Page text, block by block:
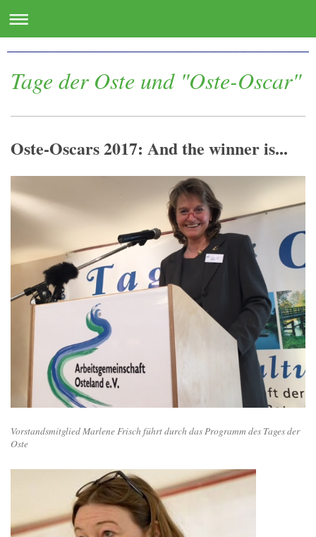
Tage der Oste und "Oste-Oscar"
Oste-Oscars 2017: And the winner is...
Vorstandsmitglied Marlene Frisch führt durch das Programm des Tages der
Oste